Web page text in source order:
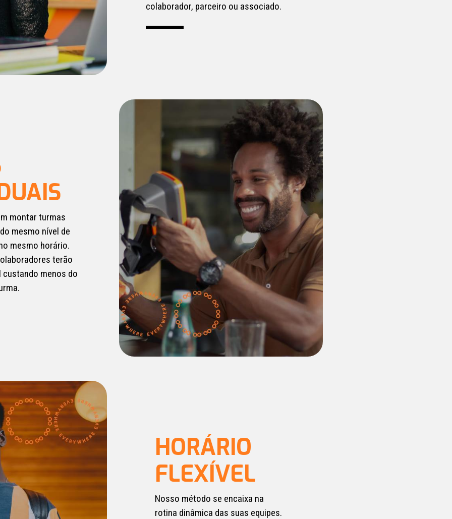
colaborador, parceiro ou associado.
montar turmas
mesmo nível de
mesmo horário.
terão
custando menos do
HORÁRIO
FLEXÍVEL
Nosso método se encaixa na
rotina dinâmica das suas equipes.